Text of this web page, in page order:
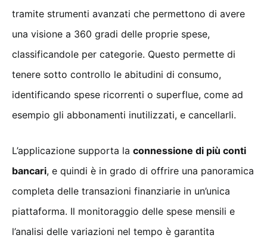
tramite strumenti avanzati che permettono di avere
una visione a 360 gradi delle proprie spese,
classificandole per categorie. Questo permette di
tenere sotto controllo le abitudini di consumo,
identificando spese ricorrenti o superflue, come ad
esempio gli abbonamenti inutilizzati, e cancellarli.
L’applicazione supporta la connessione di più conti
bancari, e quindi è in grado di offrire una panoramica
completa delle transazioni finanziarie in un’unica
piattaforma. Il monitoraggio delle spese mensili e
l’analisi delle variazioni nel tempo è garantita